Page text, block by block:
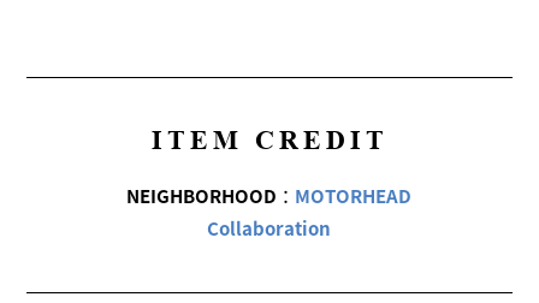
ITEM CREDIT
NEIGHBORHOOD ： MOTORHEAD
Collaboration